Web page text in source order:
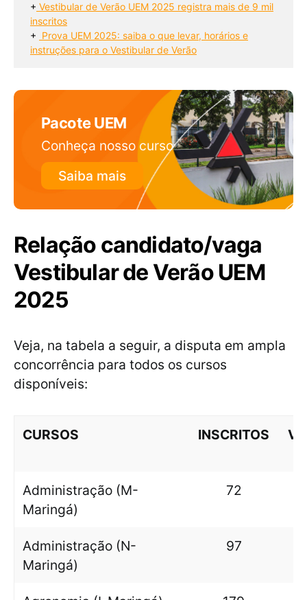
+ Vestibular de Verão UEM 2025 registra mais de 9 mil
inscritos
+ Prova UEM 2025: saiba o que levar, horários e
instruções para o Vestibular de Verão
Pacote UEM
Conheça nosso curso
Saiba mais
Relação candidato/vaga
Vestibular de Verão UEM
2025
Veja, na tabela a seguir, a disputa em ampla
concorrência para todos os cursos
disponíveis:
CURSOS INSCRITOS
Administração (M-
Maringá)
72
Administração (N-
Maringá)
97